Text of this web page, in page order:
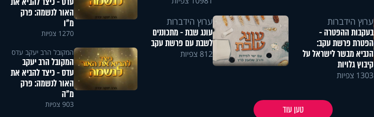
ערוץ הידברות
בעקבות ההפטרה -
הפטרת פרשת עקב:
הנביא מבשר לישראל על
קיבוץ גלויות
1303 צפיות
ערוץ הידברות
עונג שבת - מתכוננים
לשבת עם פרשת עקב
812 צפיות
טען עוד
האור לנשמה: פרק
מ"ו
1270 צפיות
המקובל הרב יעקב עדס
המקובל הרב יעקב
עדס - כיצד להביא את
האור לנשמה: פרק
מ"ה
903 צפיות